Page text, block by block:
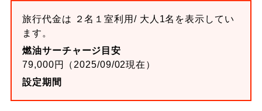
旅行代金は ２名１室利用/ 大人1名を表示してい
ます。
燃油サーチャージ目安
79,000円（2025/09/02現在）
設定期間